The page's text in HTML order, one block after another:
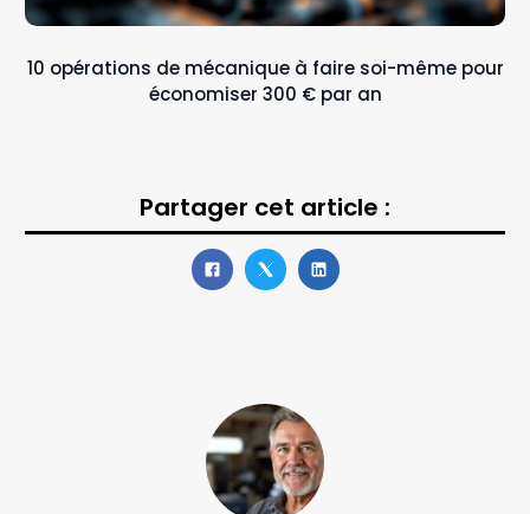
10 opérations de mécanique à faire soi-même pour
économiser 300 € par an
Partager cet article :